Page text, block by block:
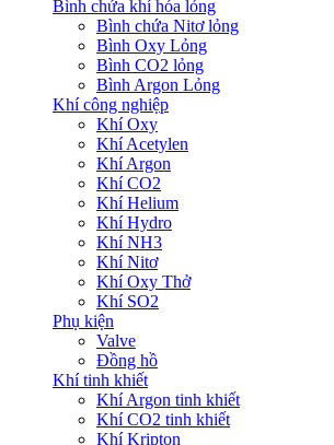
Bình chứa khí hóa lỏng
Bình chứa Nitơ lỏng
Bình Oxy Lỏng
Bình CO2 lỏng
Bình Argon Lỏng
Khí công nghiệp
Khí Oxy
Khí Acetylen
Khí Argon
Khí CO2
Khí Helium
Khí Hydro
Khí NH3
Khí Nitơ
Khí Oxy Thở
Khí SO2
Phụ kiện
Valve
Đồng hồ
Khí tinh khiết
Khí Argon tinh khiết
Khí CO2 tinh khiết
Khí Kripton